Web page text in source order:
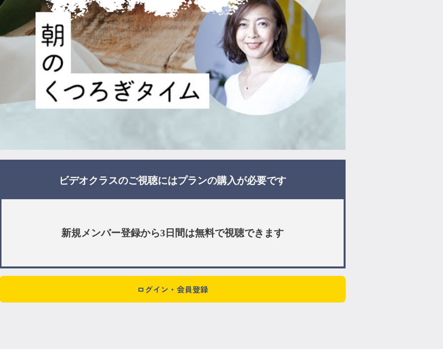
ビデオクラスのご視聴にはプランの購入が必要です
新規メンバー登録から3日間は無料で視聴できます
ログイン・会員登録